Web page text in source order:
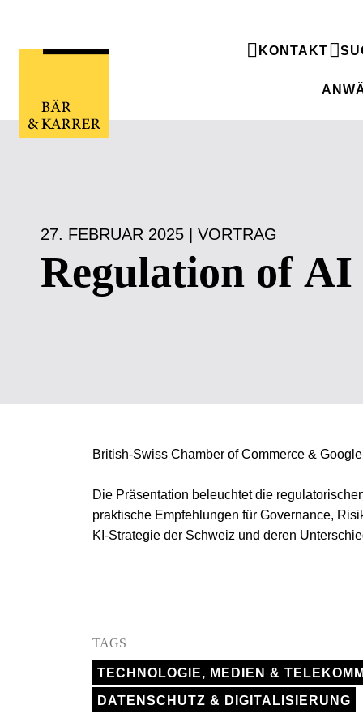
KONTAKT
27. FEBRUAR 2025 | VORTRAG
Regulation of AI
British-Swiss Chamber of Commerce & Google
Die Präsentation beleuchtet die
praktische Empfehlungen für Governance,
KI-Strategie der Schweiz und deren
TAGS
TECHNOLOGIE, MEDIEN &
DATENSCHUTZ & DIGITALISIERUNG